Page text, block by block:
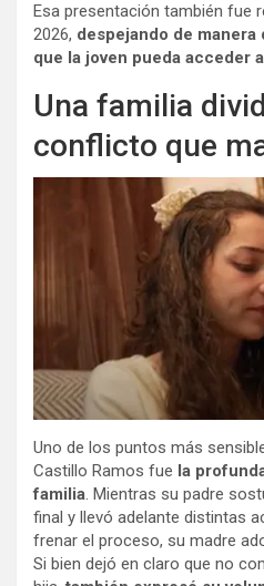
Esa presentación también fue
2026, despejando de
que la joven pueda acceder
Una familia
conflicto que
Uno de los puntos más
Castillo Ramos fue la
familia. Mientras su padre
final y llevó adelante distintas
frenar el proceso, su madre
Si bien dejó en claro que no